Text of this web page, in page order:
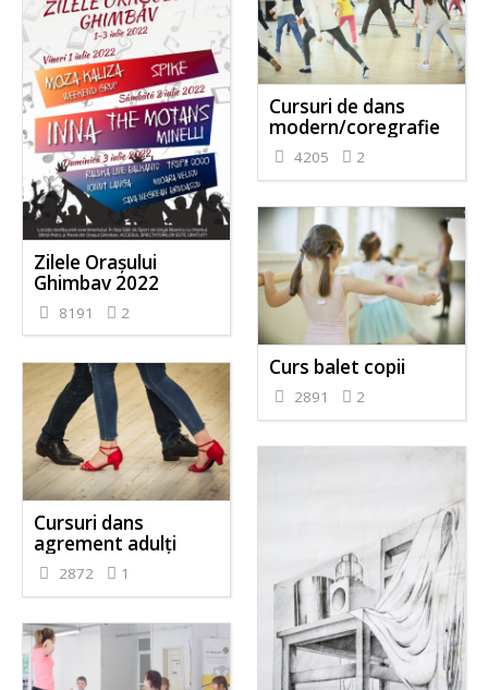
Zilele Orașului
Ghimbav 2022
8191 2
Cursuri de dans
modern/coregrafie
4205 2
Curs balet copii
2891 2
Cursuri dans
agrement adulți
2872 1